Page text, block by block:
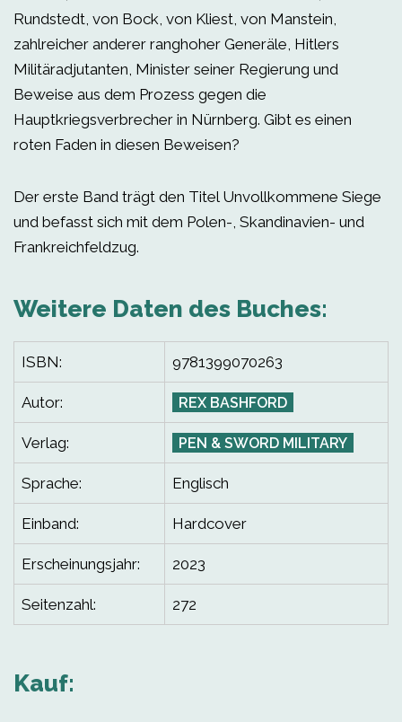
Rundstedt, von Bock, von Kliest, von Manstein,
zahlreicher anderer ranghoher Generäle, Hitlers
Militäradjutanten, Minister seiner Regierung und
Beweise aus dem Prozess gegen die
Hauptkriegsverbrecher in Nürnberg. Gibt es einen
roten Faden in diesen Beweisen?
Der erste Band trägt den Titel Unvollkommene Siege
und befasst sich mit dem Polen-, Skandinavien- und
Frankreichfeldzug.
Weitere Daten des Buches:
ISBN: 9781399070263
Autor: REX BASHFORD
Verlag: PEN & SWORD MILITARY
Sprache: Englisch
Einband: Hardcover
Erscheinungsjahr: 2023
Seitenzahl: 272
Kauf: